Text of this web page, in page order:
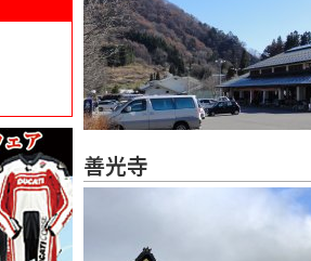
善光寺